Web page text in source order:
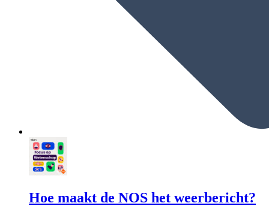
Hoe maakt de NOS het weerbericht?